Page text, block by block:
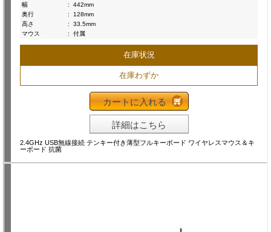
幅
:
442mm
奥行
:
128mm
高さ
:
33.5mm
マウス
: 付属
在庫状況
在庫わずか
カートに入れる
詳細はこちら
2.4GHz USB無線接続 テンキー付き薄型フルキーボード ワイヤレスマウス＆キ
ーボード 抗菌